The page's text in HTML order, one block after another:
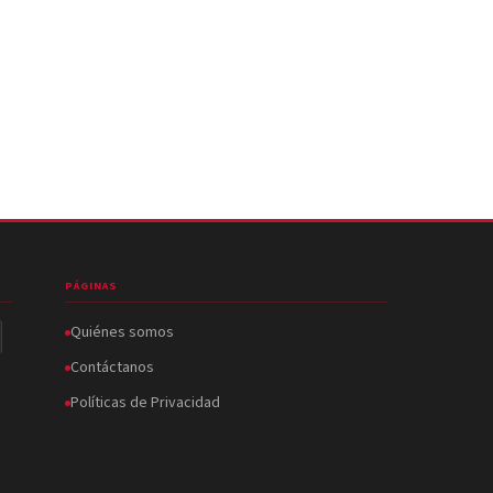
PÁGINAS
Quiénes somos
Contáctanos
Políticas de Privacidad